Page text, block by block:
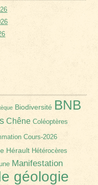
Biodiversité BNB
Chêne Coléoptères
Cours-2026
Hérault Hétérocères
Manifestation
géologie